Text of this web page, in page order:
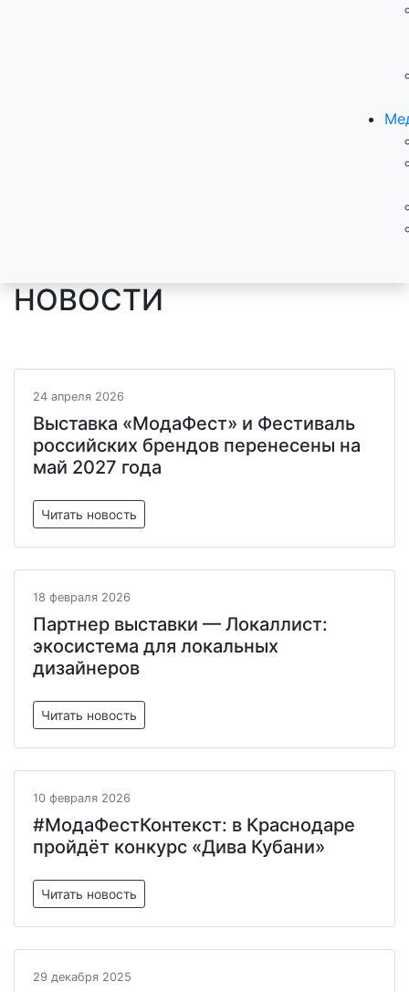
НОВОСТИ
24 апреля 2026
Выставка «МодаФест» и Фестиваль
российских брендов перенесены на
май 2027 года
Читать новость
18 февраля 2026
Партнер выставки — Локаллист:
экосистема для локальных
дизайнеров
Читать новость
10 февраля 2026
#МодаФестКонтекст: в Краснодаре
пройдёт конкурс «Дива Кубани»
Читать новость
29 декабря 2025